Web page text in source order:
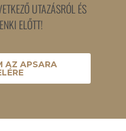
UTAZÁSRÓL ÉS
ELŐTT!
AZ APSARA